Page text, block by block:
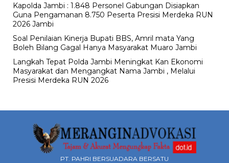
Kapolda Jambi : 1.848 Personel Gabungan Disiapkan
Guna Pengamanan 8.750 Peserta Presisi Merdeka RUN
2026 Jambi
Soal Penilaian Kinerja Bupati BBS, Amril mata Yang
Boleh Bilang Gagal Hanya Masyarakat Muaro Jambi
Langkah Tepat Polda Jambi Meningkat Kan Ekonomi
Masyarakat dan Mengangkat Nama Jambi , Melalui
Presisi Merdeka RUN 2026
PT. PAHRI BERSUADARA BERSATU